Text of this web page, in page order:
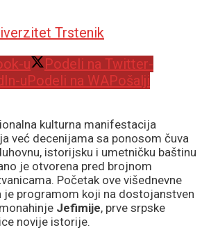
Trstenik
u
Podeli na Twitter-
u Podeli na WAPošalji
kulturna manifestacija
već decenijama sa ponosom čuva
istorijsku i umetničku baštinu
je otvorena pred brojnom
Početak ove višednevne
je programom koji na dostojanstven
Jefimije, prve srpske
novije istorije.